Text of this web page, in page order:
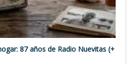
87 años de Radio Nuevitas (+